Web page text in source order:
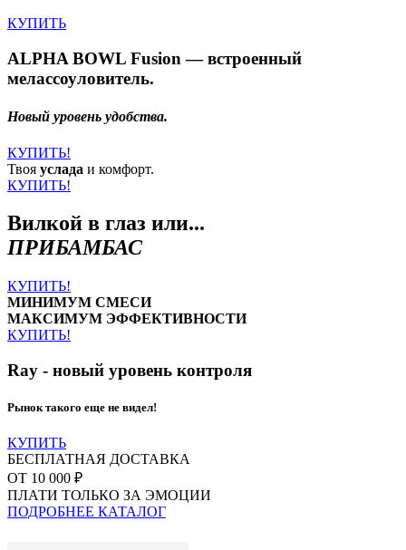
КУПИТЬ
ALPHA BOWL Fusion — встроенный
мелассоуловитель.
Новый уровень удобства.
КУПИТЬ!
Твоя услада и комфорт.
КУПИТЬ!
Вилкой в глаз или...
ПРИБАМБАС
КУПИТЬ!
МИНИМУМ СМЕСИ
МАКСИМУМ ЭФФЕКТИВНОСТИ
КУПИТЬ!
Ray - новый уровень контроля
Рынок такого еще не видел!
КУПИТЬ
БЕСПЛАТНАЯ ДОСТАВКА
ОТ 10 000 ₽
ПЛАТИ ТОЛЬКО ЗА ЭМОЦИИ
ПОДРОБНЕЕ КАТАЛОГ